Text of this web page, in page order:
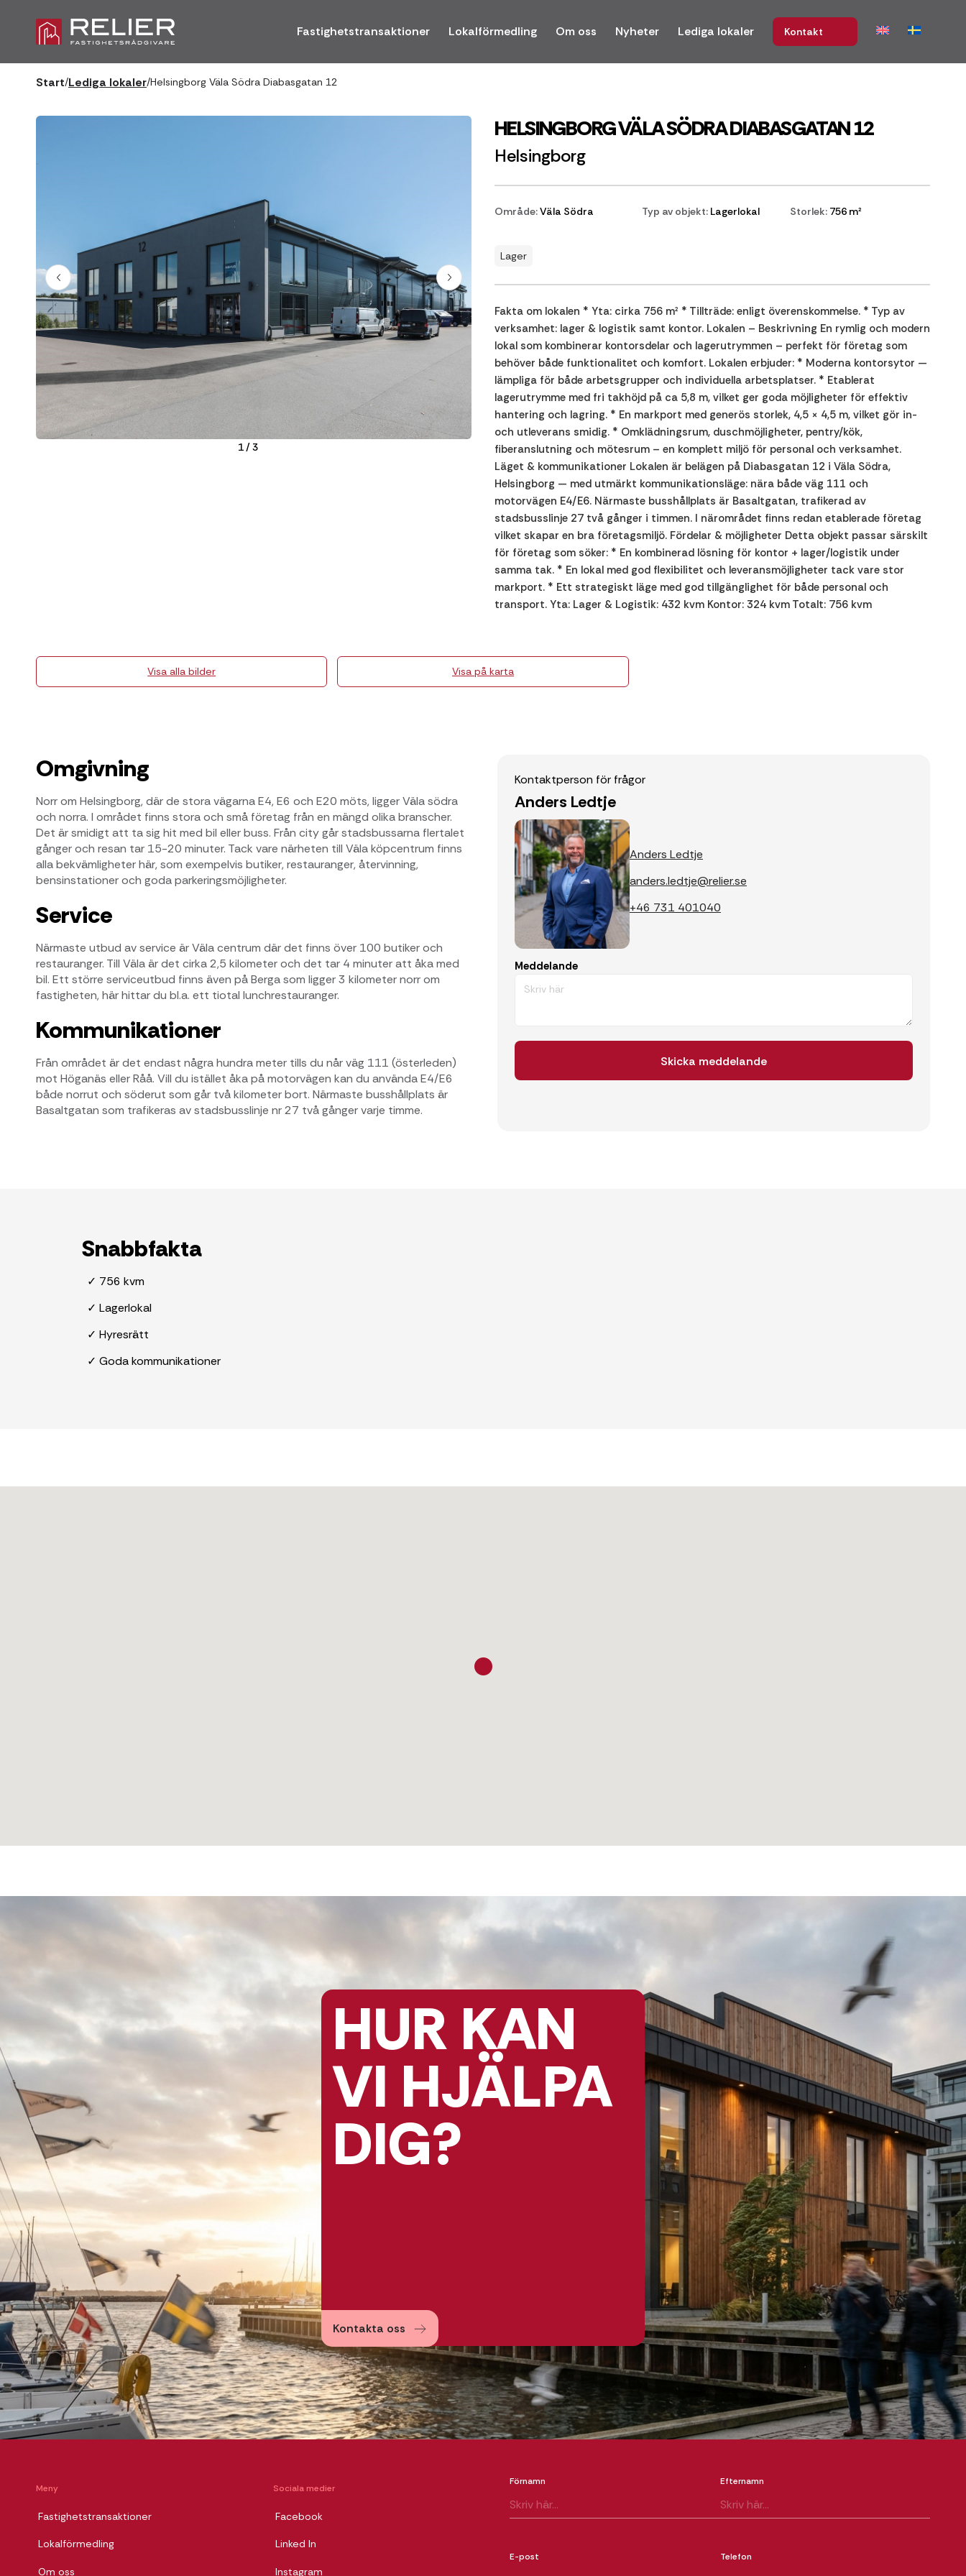
Fastighetstransaktioner Lokalförmedling Om oss Nyheter Lediga lokaler Kontakt
Start/Lediga lokaler/Helsingborg Väla Södra Diabasgatan 12
1/3
HELSINGBORG VÄLA SÖDRA DIABASGATAN 12
Helsingborg
Område:Väla Södra Typ av objekt: Lagerlokal Storlek:756 m²
Lager
Fakta om lokalen * Yta: cirka 756 m² * Tillträde: enligt överenskommelse. * Typ av
verksamhet: lager & logistik samt kontor. Lokalen – Beskrivning En rymlig och modern
lokal som kombinerar kontorsdelar och lagerutrymmen – perfekt för företag som
behöver både funktionalitet och komfort. Lokalen erbjuder: * Moderna kontorsytor —
lämpliga för både arbetsgrupper och individuella arbetsplatser. * Etablerat
lagerutrymme med fri takhöjd på ca 5,8 m, vilket ger goda möjligheter för effektiv
hantering och lagring. * En markport med generös storlek, 4,5 × 4,5 m, vilket gör in-
och utleverans smidig. * Omklädningsrum, duschmöjligheter, pentry/kök,
fiberanslutning och mötesrum – en komplett miljö för personal och verksamhet.
Läget & kommunikationer Lokalen är belägen på Diabasgatan 12 i Väla Södra,
Helsingborg — med utmärkt kommunikationsläge: nära både väg 111 och
motorvägen E4/E6. Närmaste busshållplats är Basaltgatan, trafikerad av
stadsbusslinje 27 två gånger i timmen. I närområdet finns redan etablerade företag
vilket skapar en bra företagsmiljö. Fördelar & möjligheter Detta objekt passar särskilt
för företag som söker: * En kombinerad lösning för kontor + lager/logistik under
samma tak. * En lokal med god flexibilitet och leveransmöjligheter tack vare stor
markport. * Ett strategiskt läge med god tillgänglighet för både personal och
transport. Yta: Lager & Logistik: 432 kvm Kontor: 324 kvm Totalt: 756 kvm
Visa alla bilder Visa på karta
Omgivning
Norr om Helsingborg, där de stora vägarna E4, E6 och E20 möts, ligger Väla södra
och norra. I området finns stora och små företag från en mängd olika branscher.
Det är smidigt att ta sig hit med bil eller buss. Från city går stadsbussarna flertalet
gånger och resan tar 15-20 minuter. Tack vare närheten till Väla köpcentrum finns
alla bekvämligheter här, som exempelvis butiker, restauranger, återvinning,
bensinstationer och goda parkeringsmöjligheter.
Service
Närmaste utbud av service är Väla centrum där det finns över 100 butiker och
restauranger. Till Väla är det cirka 2,5 kilometer och det tar 4 minuter att åka med
bil. Ett större serviceutbud finns även på Berga som ligger 3 kilometer norr om
fastigheten, här hittar du bl.a. ett tiotal lunchrestauranger.
Kommunikationer
Från området är det endast några hundra meter tills du når väg 111 (österleden)
mot Höganäs eller Råå. Vill du istället åka på motorvägen kan du använda E4/E6
både norrut och söderut som går två kilometer bort. Närmaste busshållplats är
Basaltgatan som trafikeras av stadsbusslinje nr 27 två gånger varje timme.
Kontaktperson för frågor
Anders Ledtje
Anders Ledtje
anders.ledtje@relier.se
+46 731 401040
Meddelande
Snabbfakta
✓ 756 kvm
✓ Lagerlokal
✓ Hyresrätt
✓ Goda kommunikationer
HUR KAN
VI HJÄLPA
DIG?
Kontakta oss
Meny
Fastighetstransaktioner
Lokalförmedling
Om oss
Sociala medier
Facebook
Linked In
Instagram
Förnamn Efternamn
E-post Telefon